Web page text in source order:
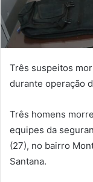
Três suspeitos
durante operação
Três homens
equipes da
(27), no bairro
Santana.